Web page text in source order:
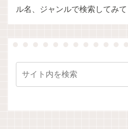
ル名、ジャンルで検索してみて